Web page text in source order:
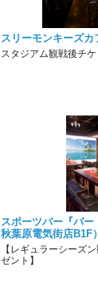
スリーモンキーズ
スタジアム観戦後チ
スポーツバー『バ
秋葉原電気街店B1F）
【レギュラーシーズ
ゼント】